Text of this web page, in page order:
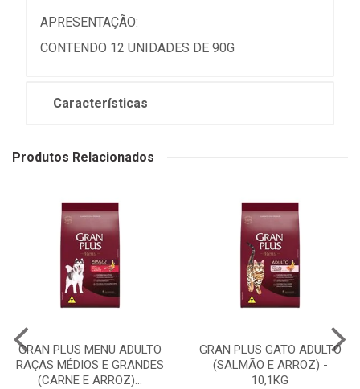
APRESENTAÇÃO:
CONTENDO 12 UNIDADES DE 90G
Características
Produtos Relacionados
GRAN PLUS MENU ADULTO
RAÇAS MÉDIOS E GRANDES
(CARNE E ARROZ)...
GRAN PLUS GATO ADULTO
(SALMÃO E ARROZ) -
10,1KG